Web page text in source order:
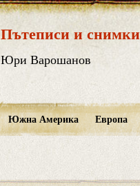
Пътеписи и снимки
Юри Варошанов
Южна Америка Европа